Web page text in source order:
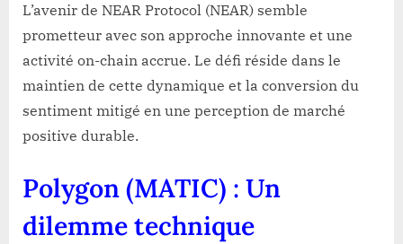
L’avenir de NEAR Protocol (NEAR) semble
prometteur avec son approche innovante et une
activité on-chain accrue. Le défi réside dans le
maintien de cette dynamique et la conversion du
sentiment mitigé en une perception de marché
positive durable.
Polygon (MATIC) : Un
dilemme technique